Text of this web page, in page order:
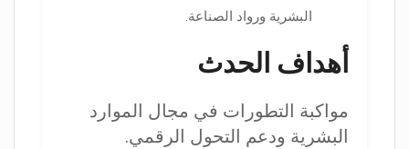
البشرية ورواد الصناعة.
أهداف الحدث
مواكبة التطورات في مجال الموارد
البشرية ودعم التحول الرقمي.